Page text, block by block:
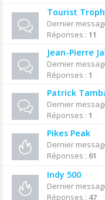
Tourist
Dernier
Réponses : 11
Jean-Pierre
Dernier
Réponses : 1
Patrick
Dernier
Réponses : 1
Pikes Peak
Dernier
Réponses : 61
Indy 500
Dernier
Réponses : 47